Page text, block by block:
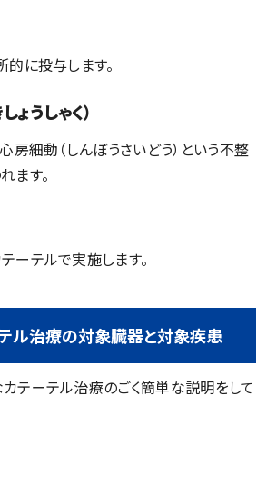
に投与します。
ょうしゃく）
房細動（しんぼうさいどう）という不整
ます。
ーテルで実施します。
ル治療の対象臓器と対象疾患
テーテル治療のごく簡単な説明をして